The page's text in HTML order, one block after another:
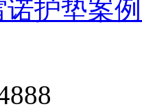
诺护垫案